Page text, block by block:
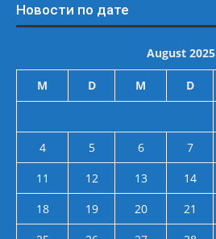
Новости по дате
August 2025
M D M D
4
5 6 7
11
12 13 14
18
19 20 21